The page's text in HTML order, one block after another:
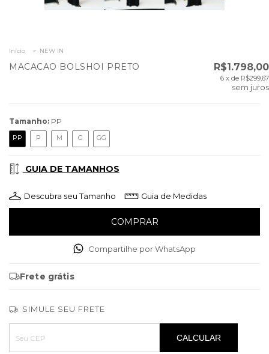
Início > NEW IN
MACACAO BOLSHOI PRETO R$1.798,00
6 x de R$299,67
sem juros
Tamanho: PP
PP P M G GG
GUIA DE TAMANHOS
Descubra seu Tamanho Guia de Medidas
Compartilhe por WhatsApp
Frete grátis
SIMULE SEU FRETE
Entregas para o CEP:
ALTERAR CEP
CALCULAR